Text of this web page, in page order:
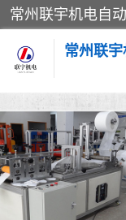
常州联
压花定型机以及
高频热合机